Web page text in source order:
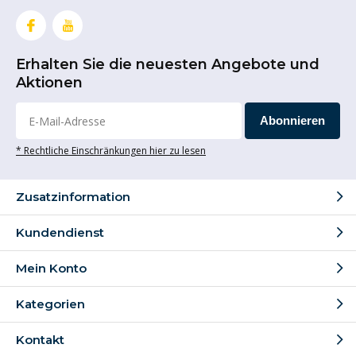
Erhalten Sie die neuesten Angebote und
Aktionen
Abonnieren
* Rechtliche Einschränkungen hier zu lesen
Zusatzinformation
Kundendienst
Mein Konto
Kategorien
Kontakt